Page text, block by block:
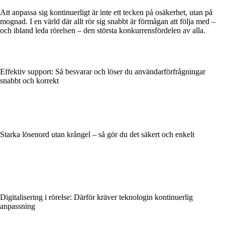
Att anpassa sig kontinuerligt är inte ett tecken på osäkerhet, utan på
mognad. I en värld där allt rör sig snabbt är förmågan att följa med –
och ibland leda rörelsen – den största konkurrensfördelen av alla.
Effektiv support: Så besvarar och löser du användarförfrågningar
snabbt och korrekt
Starka lösenord utan krångel – så gör du det säkert och enkelt
Digitalisering i rörelse: Därför kräver teknologin kontinuerlig
anpassning